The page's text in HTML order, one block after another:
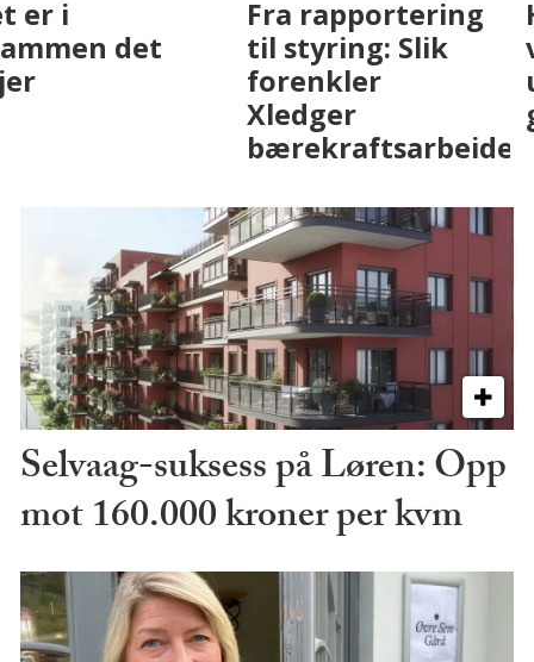
Fenistra endrer
eiendomsbransjen
med AI. Slik ser vi
Det er i
Drammen det
skjer
Selvaag-suksess på Løren: Opp
mot 160.000 kroner per kvm